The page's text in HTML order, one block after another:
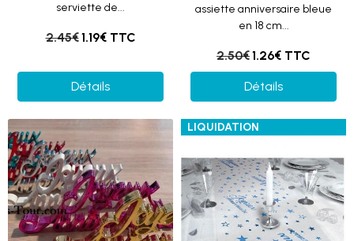
serviette de...
2.45€1.19€ TTC
Détails
assiette anniversaire bleue
en 18 cm...
2.50€1.26€ TTC
Détails
LIQUIDATION